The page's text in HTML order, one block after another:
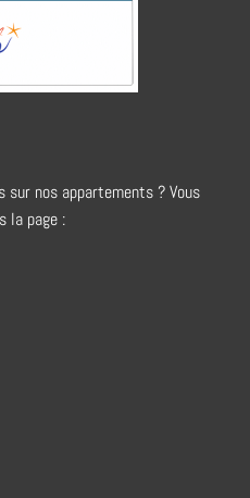
sur nos appartements ? Vous
la page :